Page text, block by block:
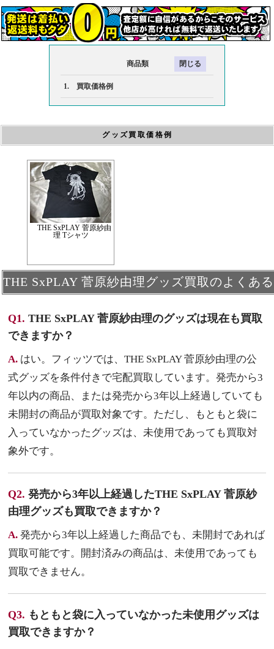
商品類
1. 買取価格例
グッズ買取価格例
THE SxPLAY 菅原紗由
理 Tシャツ
THE SxPLAY 菅原紗由理グッズ買取のよくあ
Q1. THE SxPLAY 菅原紗由理のグッズは現在も買取
できますか？
A. はい。フィッツでは、THE SxPLAY 菅原紗由理の公
式グッズを条件付きで宅配買取しています。発売から3
年以内の商品、または発売から3年以上経過していても
未開封の商品が買取対象です。ただし、もともと袋に
入っていなかったグッズは、未使用であっても買取対
象外です。
Q2. 発売から3年以上経過したTHE SxPLAY 菅原紗
由理グッズも買取できますか？
A. 発売から3年以上経過した商品でも、未開封であれば
買取可能です。開封済みの商品は、未使用であっても
買取できません。
Q3. もともと袋に入っていなかった未使用グッズは
買取できますか？